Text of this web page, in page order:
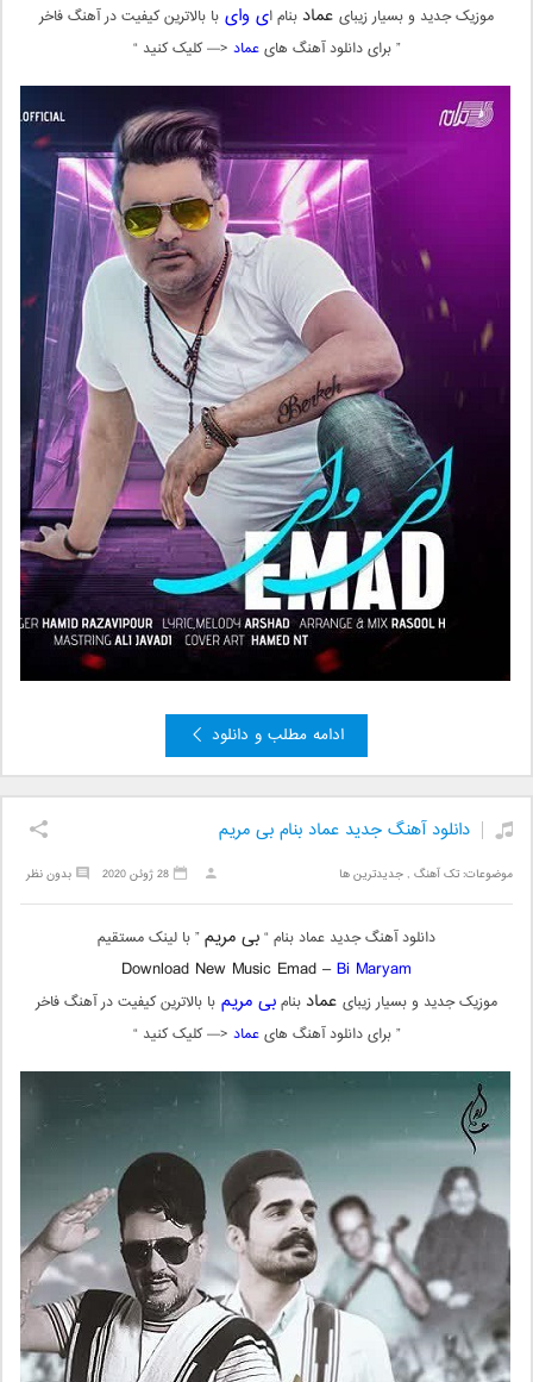
موزیک جدید و بسیار زیبای عماد بنام ای وای با بالاترین کیفیت در آهنگ فاخر
” برای دانلود آهنگ هایعماد <— کلیک کنید “
ادامه مطلب و دانلود
دانلود آهنگ جدید عماد بنام بی مریم
موضوعات:تک آهنگ ,جدیدترین ها بدون نظر 28 ژوئن 2020
دانلود آهنگ جدید عماد بنام “بی مریم” با لینک مستقیم
Download New Music Emad –Bi Maryam
موزیک جدید و بسیار زیبای عماد بنامبی مریم با بالاترین کیفیت در آهنگ فاخر
” برای دانلود آهنگ هایعماد <— کلیک کنید “